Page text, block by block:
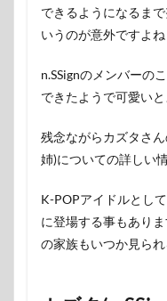
できるようになるま
いうのが意外ですよね
n.SSignのメンバーの
できたようで可愛い
残念ながらカズタさ
姉)についての詳しい
K-POPアイドルとし
に登場する事もあり
の家族もいつか見ら